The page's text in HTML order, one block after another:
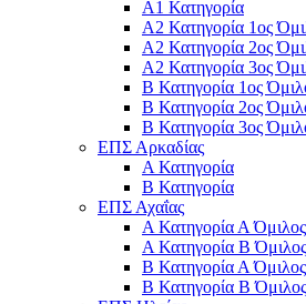
Α1 Κατηγορία
Α2 Κατηγορία 1ος
Α2 Κατηγορία 2ος
Α2 Κατηγορία 3ος
Β Κατηγορία 1ος
Β Κατηγορία 2ος
Β Κατηγορία 3ος
ΕΠΣ Αρκαδίας
Α Κατηγορία
Β Κατηγορία
ΕΠΣ Αχαΐας
Α Κατηγορία Α Όμιλος
Α Κατηγορία Β Όμιλος
Β Κατηγορία Α Όμιλος
Β Κατηγορία Β Όμιλος